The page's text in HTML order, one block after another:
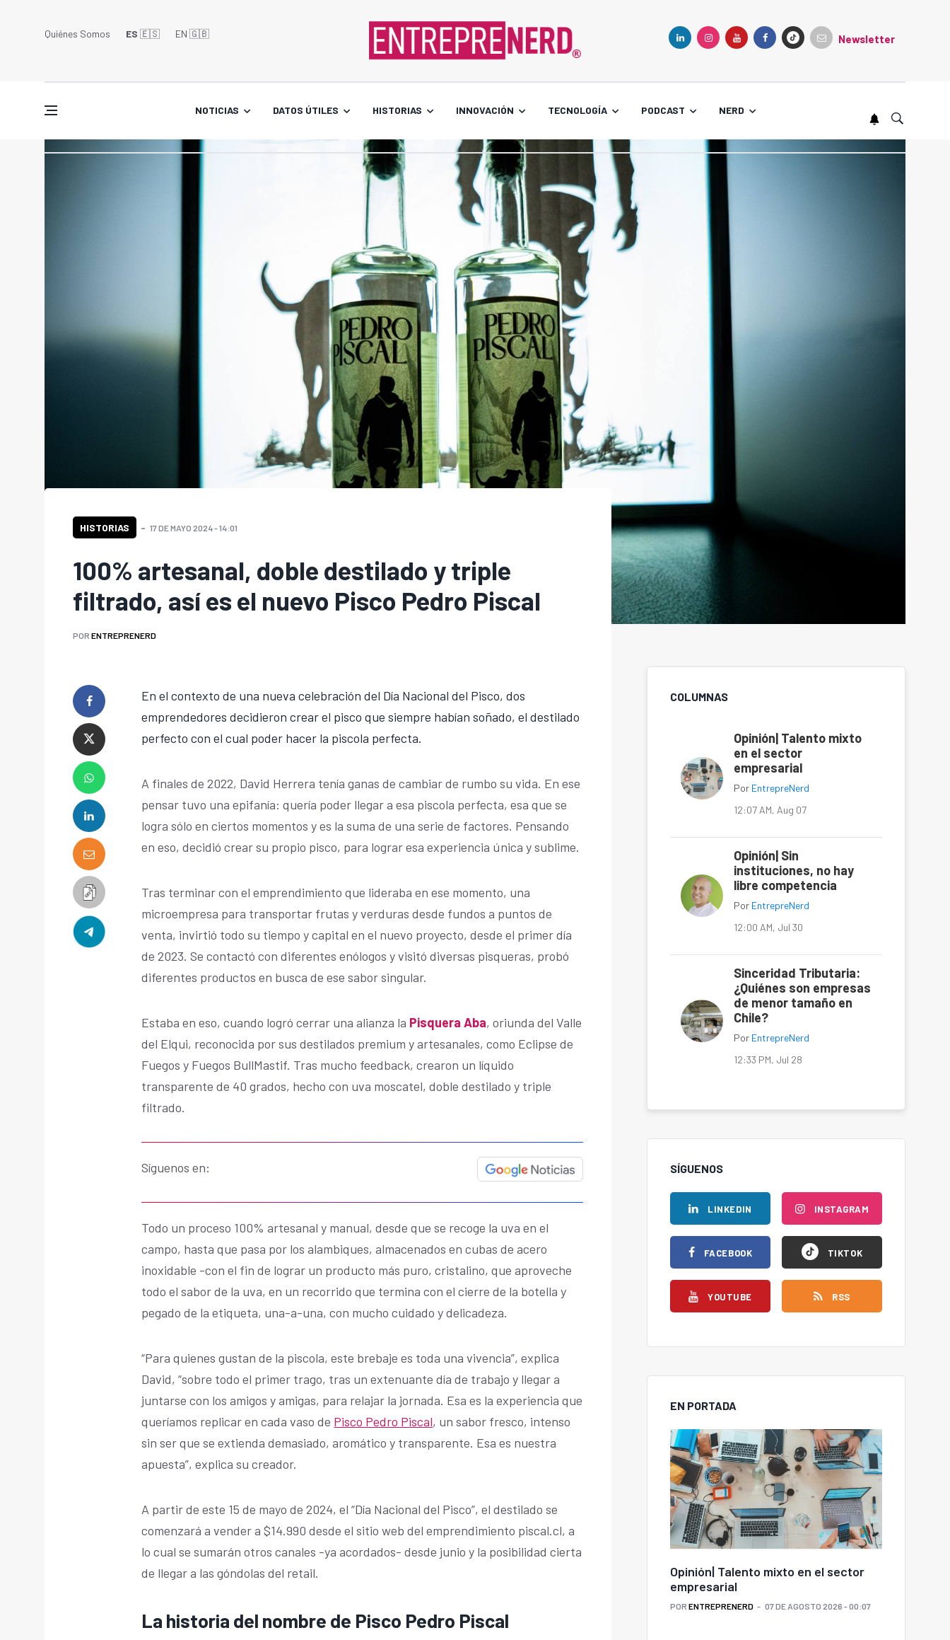
Quiénes Somos ES 🇪🇸 EN 🇬🇧󠁢󠁥󠁮󠁧󠁿 Newsletter
NOTICIAS DATOS ÚTILES HISTORIAS INNOVACIÓN TECNOLOGÍA PODCAST NERD
HISTORIAS 17 DE MAYO 2024 - 14:01
100% artesanal, doble destilado y triple
filtrado, así es el nuevo Pisco Pedro Piscal
POR ENTREPRENERD
En el contexto de una nueva celebración del Día Nacional del Pisco, dos
emprendedores decidieron crear el pisco que siempre habían soñado, el destilado
perfecto con el cual poder hacer la piscola perfecta.
A finales de 2022, David Herrera tenía ganas de cambiar de rumbo su vida. En ese
pensar tuvo una epifanía: quería poder llegar a esa piscola perfecta, esa que se
logra sólo en ciertos momentos y es la suma de una serie de factores. Pensando
en eso, decidió crear su propio pisco, para lograr esa experiencia única y sublime.
Tras terminar con el emprendimiento que lideraba en ese momento, una
microempresa para transportar frutas y verduras desde fundos a puntos de
venta, invirtió todo su tiempo y capital en el nuevo proyecto, desde el primer día
de 2023. Se contactó con diferentes enólogos y visitó diversas pisqueras, probó
diferentes productos en busca de ese sabor singular.
Estaba en eso, cuando logró cerrar una alianza la Pisquera Aba, oriunda del Valle
del Elqui, reconocida por sus destilados premium y artesanales, como Eclipse de
Fuegos y Fuegos BullMastif. Tras mucho feedback, crearon un líquido
transparente de 40 grados, hecho con uva moscatel, doble destilado y triple
filtrado.
Síguenos en:
Todo un proceso 100% artesanal y manual, desde que se recoge la uva en el
campo, hasta que pasa por los alambiques, almacenados en cubas de acero
inoxidable -con el fin de lograr un producto más puro, cristalino, que aproveche
todo el sabor de la uva, en un recorrido que termina con el cierre de la botella y
pegado de la etiqueta, una-a-una, con mucho cuidado y delicadeza.
“Para quienes gustan de la piscola, este brebaje es toda una vivencia”, explica
David, “sobre todo el primer trago, tras un extenuante día de trabajo y llegar a
juntarse con los amigos y amigas, para relajar la jornada. Esa es la experiencia que
queríamos replicar en cada vaso de Pisco Pedro Piscal, un sabor fresco, intenso
sin ser que se extienda demasiado, aromático y transparente. Esa es nuestra
apuesta”, explica su creador.
A partir de este 15 de mayo de 2024, el “Día Nacional del Pisco”, el destilado se
comenzará a vender a $14.990 desde el sitio web del emprendimiento piscal.cl, a
lo cual se sumarán otros canales -ya acordados- desde junio y la posibilidad cierta
de llegar a las góndolas del retail.
La historia del nombre de Pisco Pedro Piscal
COLUMNAS
Opinión| Talento mixto
en el sector
empresarial
Por EntrepreNerd
12:07 AM, Aug 07
Opinión| Sin
instituciones, no hay
libre competencia
Por EntrepreNerd
12:00 AM, Jul 30
Sinceridad Tributaria:
¿Quiénes son empresas
de menor tamaño en
Chile?
Por EntrepreNerd
12:33 PM, Jul 28
SÍGUENOS
LINKEDIN
FACEBOOK
YOUTUBE
INSTAGRAM
TIKTOK
RSS
EN PORTADA
Opinión| Talento mixto en el sector
empresarial
POR ENTREPRENERD 07 DE AGOSTO 2026 - 00:07